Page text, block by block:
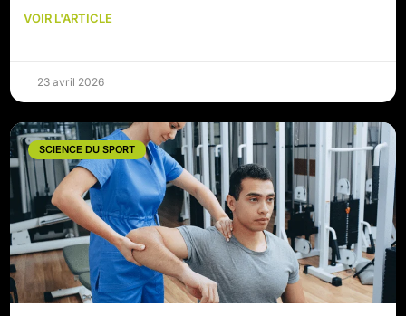
VOIR L'ARTICLE
23 avril 2026
SCIENCE DU SPORT